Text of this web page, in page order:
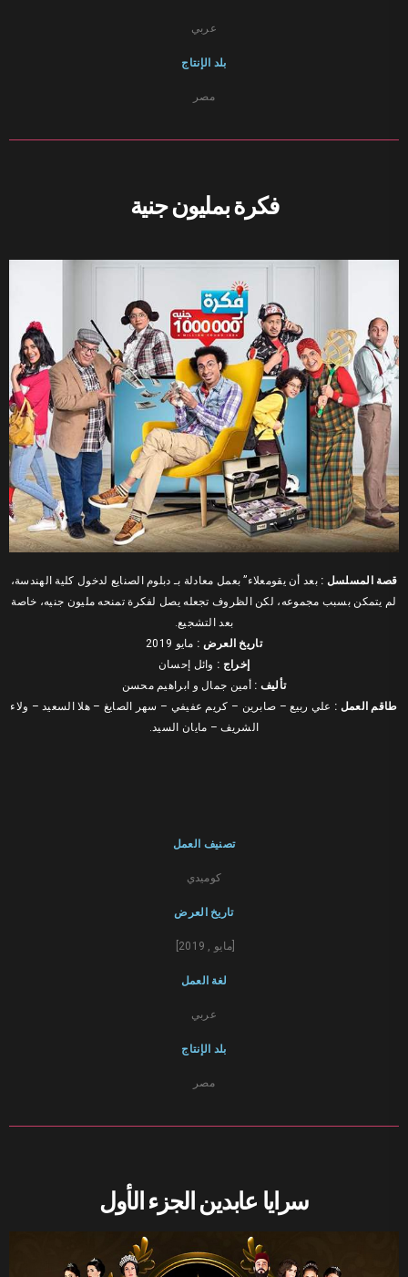
عربي
بلد الإنتاج
مصر
فكرة بمليون جنية
قصة المسلسل : بعد أن يقومعلاء” بعمل معادلة بـ دبلوم الصنايع لدخول كلية الهندسة،
لم يتمكن بسبب مجموعه، لكن الظروف تجعله يصل لفكرة تمنحه مليون جنيه، خاصة
بعد التشجيع.
تاريخ العرض : مايو 2019
ﺇﺧﺮاﺝ : وائل إحسان
ﺗﺄﻟﻴﻒ : أمين جمال و ابراهيم محسن
طاقم العمل : علي ربيع – صابرين – كريم عفيفي – سهر الصايغ – هلا السعيد – ولاء
الشريف – مايان السيد.
تصنيف العمل
كوميدي
تاريخ العرض
لغة العمل
عربي
بلد الإنتاج
مصر
سرايا عابدين الجزء الأول